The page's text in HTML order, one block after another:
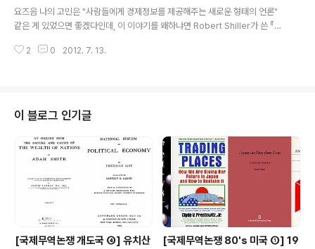
럿인 경우가 많다. 예를 들어, 돼지고기의 수요를 분석할 때, 돼지고기의 수요를
결정하는 요인들로서 돼지고기의 가격, 상추의 가격, 소비자의 소득수준..
요즈음 나의 고민은 "사람들에게 경제정보를 제공해주는 새로운 형태의 언론"
같은 게 있었으면 좋겠다인데, 이 이야기를 왜하냐면 Robert Shiller가 쓴 『버
것은 옳지 않다. 금융은 진실로 강력한 기술이고, 모든 사람을 보다 부자로 만들
술이 효과적으로 쓰일 수 있다." (227) 2008 미국발 금융위기가 발생한 직후,
월스트리트로 대표되는 금융업계는 엄청난 비난을 들었고, 금융업이 아니라..
2 0 2012. 7. 13.
이 블로그 인기글
[국제무역논쟁 개도국 ④] 유치산
[국제무역논쟁 80's 미국 ①] 19